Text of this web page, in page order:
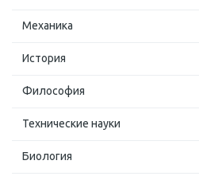
Механика
История
Философия
Технические науки
Биология